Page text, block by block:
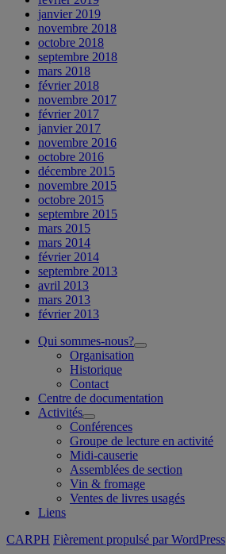
janvier 2019
novembre 2018
octobre 2018
septembre 2018
mars 2018
février 2018
novembre 2017
février 2017
janvier 2017
novembre 2016
octobre 2016
décembre 2015
novembre 2015
octobre 2015
septembre 2015
mars 2015
mars 2014
février 2014
septembre 2013
avril 2013
mars 2013
février 2013
Qui sommes-nous?
ouvrir
Organisation
Historique
Contact
Centre de documentation
Activités
ouvrir
le
sous-
menu
Conférences
Groupe de lecture en activité
Midi-causerie
Assemblées de section
Vin & fromage
Ventes de livres usagés
Liens
CARPH Fièrement propulsé par WordPress